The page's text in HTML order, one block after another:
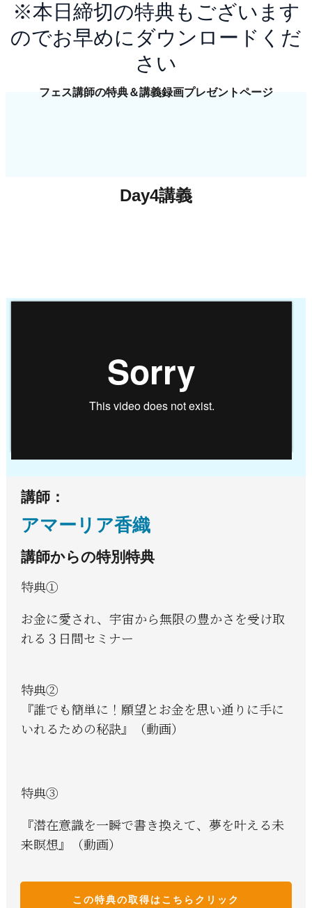
※本日締切の特典もございます
のでお早めにダウンロードくだ
さい
フェス講師の特典＆講義録画プレゼントページ
Day4講義
講師：
アマーリア香織
講師からの特別特典
特典①
お金に愛され、宇宙から無限の豊かさを受け取
れる３日間セミナー
特典②
『誰でも簡単に！願望とお金を思い通りに手に
いれるための秘訣』（動画）
特典③
『潜在意識を一瞬で書き換えて、夢を叶える未
来瞑想』（動画）
この特典の取得はこち らクリック